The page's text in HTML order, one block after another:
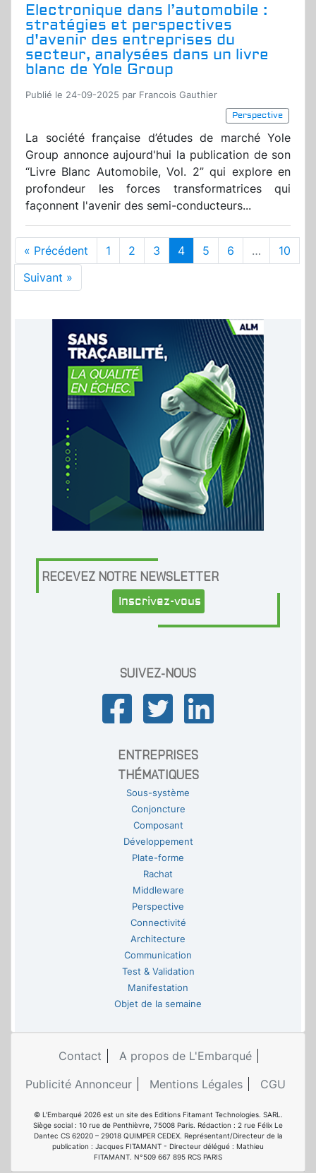
Electronique dans l’automobile :
stratégies et perspectives
d'avenir des entreprises du
secteur, analysées dans un livre
blanc de Yole Group
Publié le 24-09-2025 par Francois Gauthier
Perspective
La société française d’études de marché Yole
Group annonce aujourd'hui la publication de son
“Livre Blanc Automobile, Vol. 2” qui explore en
profondeur les forces transformatrices qui
façonnent l'avenir des semi-conducteurs...
« Précédent 1 2 3 4 5 6 …
10
Suivant »
RECEVEZ NOTRE NEWSLETTER
Inscrivez-vous
SUIVEZ-NOUS
ENTREPRISES
THÉMATIQUES
Sous-système
Conjoncture
Composant
Développement
Plate-forme
Rachat
Middleware
Perspective
Connectivité
Architecture
Communication
Test & Validation
Manifestation
Objet de la semaine
Contact
A propos de L'Embarqué
Publicité Annonceur
Mentions Légales CGU
© L'Embarqué 2026 est un site des Editions Fitamant Technologies. SARL.
Siège social : 10 rue de Penthièvre, 75008 Paris. Rédaction : 2 rue Félix Le
Dantec CS 62020 – 29018 QUIMPER CEDEX. Représentant/Directeur de la
publication : Jacques FITAMANT - Directeur délégué : Mathieu
FITAMANT. N°509 667 895 RCS PARIS